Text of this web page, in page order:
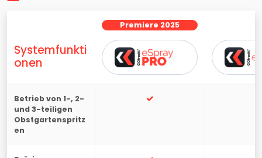
Systemfunkti
onen
Premiere 2025
Betrieb von 1-, 2-
und 3-teiligen
Obstgartenspritz
en